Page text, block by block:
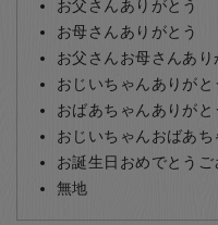
お父さんありがとう
お母さんありがとう
お父さんお母さんあり
おじいちゃんありがと
おばあちゃんありがと
おじいちゃんおばあち
お誕生日おめでとうご
無地